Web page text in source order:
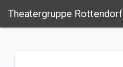
Theatergruppe Rottendorf